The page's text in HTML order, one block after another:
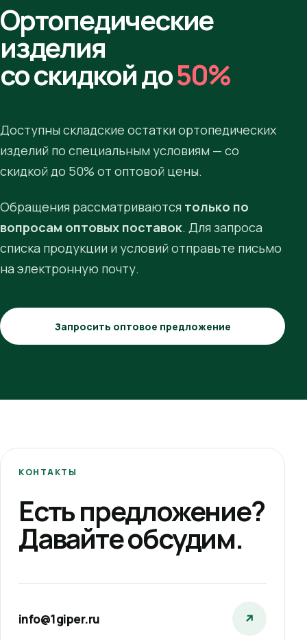
Ортопедические
изделия
со скидкой до50%
Доступны складские остатки ортопедических
изделий по специальным условиям — со
скидкой до 50% от оптовой цены.
Обращения рассматриваются только по
вопросам оптовых поставок. Для запроса
списка продукции и условий отправьте письмо
на электронную почту.
Запросить оптовое предложение
КОНТАКТЫ
Есть предложение?
Давайте обсудим.
info@1giper.ru ↗